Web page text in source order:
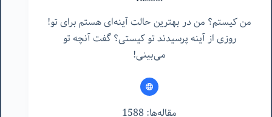
من کیستم؟ من در بهترین حالت آینه‌ای هستم برای تو!
روزی از آینه پرسیدند تو کیستی؟ گفت آنچه تو
می‌بینی!
مقاله‌ها: 1588